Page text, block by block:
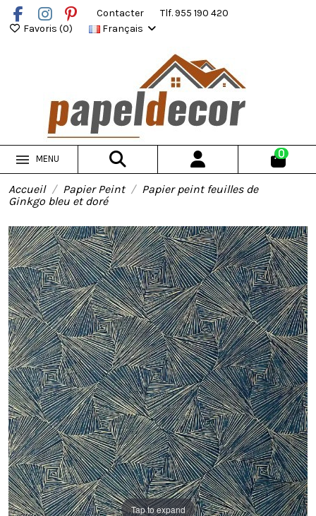
Contacter
Tlf. 955 190 420
Favoris (0) Français
MENU 0
Accueil Papier Peint
Papier peint feuilles de
Ginkgo bleu et doré
Tap to expand